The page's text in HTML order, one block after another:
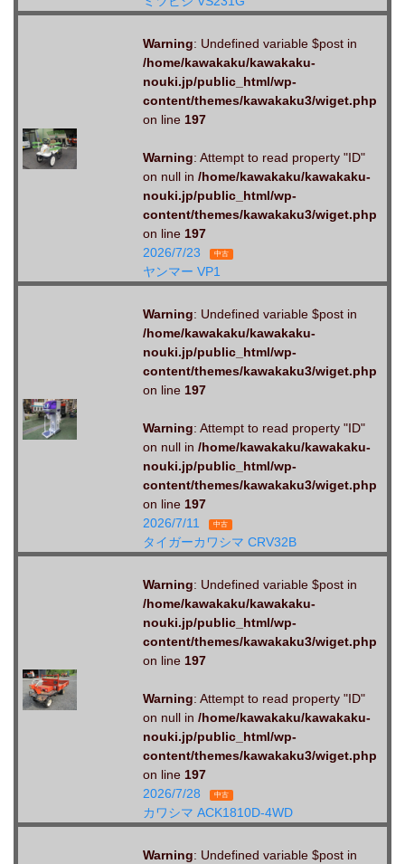
Warning: Undefined variable $post in
/home/kawakaku/kawakaku-
nouki.jp/public_html/wp-
content/themes/kawakaku3/wiget.php
on line 197
Warning: Attempt to read property "ID"
on null in /home/kawakaku/kawakaku-
nouki.jp/public_html/wp-
content/themes/kawakaku3/wiget.php
on line 197
2026/7/23
中古
ヤンマー VP1
Warning: Undefined variable $post in
/home/kawakaku/kawakaku-
nouki.jp/public_html/wp-
content/themes/kawakaku3/wiget.php
on line 197
Warning: Attempt to read property "ID"
on null in /home/kawakaku/kawakaku-
nouki.jp/public_html/wp-
content/themes/kawakaku3/wiget.php
on line 197
2026/7/11
中古
タイガーカワシマ CRV32B
Warning: Undefined variable $post in
/home/kawakaku/kawakaku-
nouki.jp/public_html/wp-
content/themes/kawakaku3/wiget.php
on line 197
Warning: Attempt to read property "ID"
on null in /home/kawakaku/kawakaku-
nouki.jp/public_html/wp-
content/themes/kawakaku3/wiget.php
on line 197
2026/7/28
中古
カワシマ ACK1810D-4WD
Warning: Undefined variable $post in